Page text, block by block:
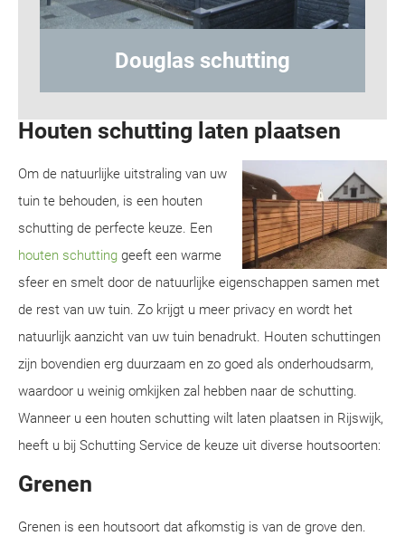
Hout-
Houten schutting laten plaatsen
Om de natuurlijke uitstraling van uw
tuin te behouden, is een houten
schutting de perfecte keuze. Een
houten schutting geeft een warme
sfeer en smelt door de natuurlijke eigenschappen samen met
de rest van uw tuin. Zo krijgt u meer privacy en wordt het
natuurlijk aanzicht van uw tuin benadrukt. Houten schuttingen
zijn bovendien erg duurzaam en zo goed als onderhoudsarm,
waardoor u weinig omkijken zal hebben naar de schutting.
Wanneer u een houten schutting wilt laten plaatsen in Rijswijk,
heeft u bij Schutting Service de keuze uit diverse houtsoorten:
Grenen
Grenen is een houtsoort dat afkomstig is van de grove den.